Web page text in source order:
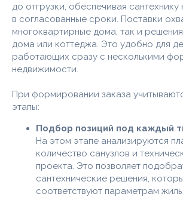
до отгрузки, обеспечивая сантехнику
в согласованные сроки. Поставки
многоквартирные дома, так и
дома или коттеджа. Это удобно для
работающих сразу с несколькими
недвижимости.
При формировании заказа
этапы:
Подбор позиций под каждый
На этом этапе анализируются
количество санузлов и
проекта. Это позволяет
сантехнические решения,
соответствуют параметрам